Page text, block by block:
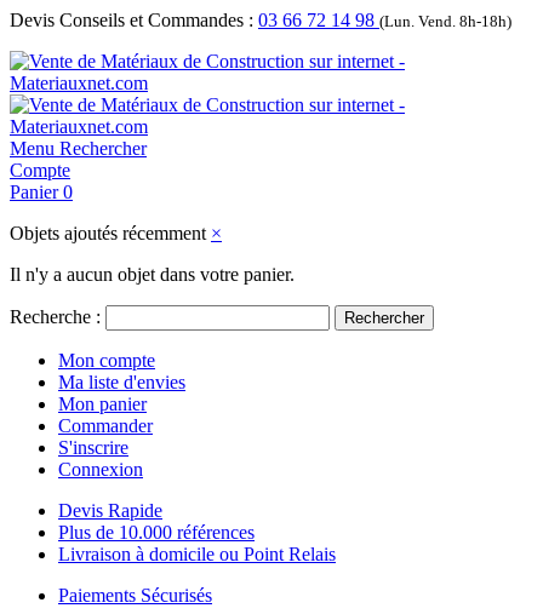
Devis Conseils et Commandes : 03 66 72 14 98 (Lun. Vend. 8h-18h)
Menu Rechercher
Compte
Panier 0
Objets ajoutés récemment ×
Il n'y a aucun objet dans votre panier.
Recherche : Rechercher
Mon compte
Ma liste d'envies
Mon panier
Commander
S'inscrire
Connexion
Devis Rapide
Plus de 10.000 références
Livraison à domicile ou Point Relais
Paiements Sécurisés